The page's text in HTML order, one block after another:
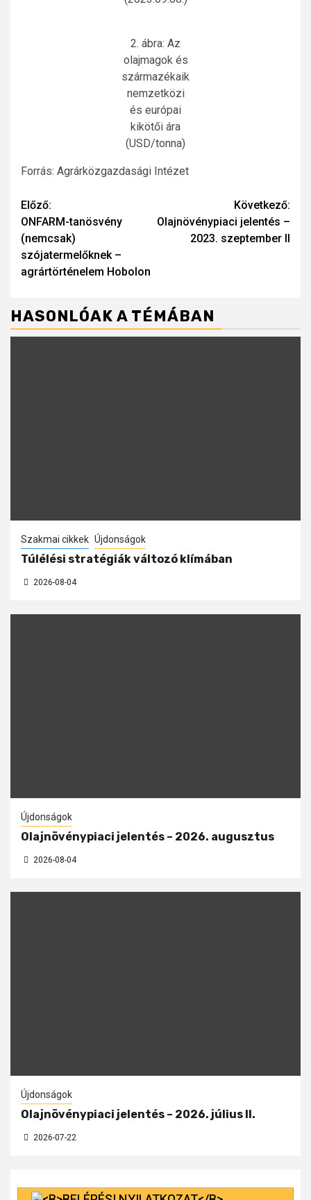
2. ábra: Az
olajmagok és
származékaik
nemzetközi
és európai
kikötői ára
(USD/tonna)
Forrás: Agrárközgazdasági Intézet
Continue
Reading
Előző:
ONFARM-tanösvény
(nemcsak)
szójatermelőknek –
agrártörténelem Hobolon
Következő:
Olajnövénypiaci jelentés –
2023. szeptember II
HASONLÓAK A TÉMÁBAN
Szakmai cikkek Újdonságok
Túlélési stratégiák változó klímában
2026-08-04
Újdonságok
Olajnövénypiaci jelentés – 2026. augusztus
2026-08-04
Újdonságok
Olajnövénypiaci jelentés – 2026. július II.
2026-07-22